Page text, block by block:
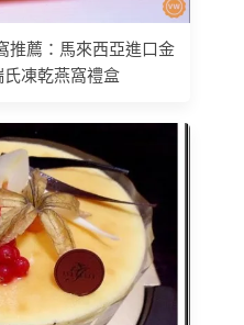
推薦：馬來西亞進口金
凍乾燕窩禮盒